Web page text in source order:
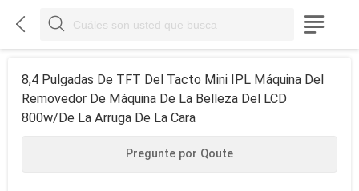
  
8,4 Pulgadas De TFT Del Tacto Mini IPL Máquina Del
Removedor De Máquina De La Belleza Del LCD
800w/de La Arruga De La Cara
Pregunte por Qoute